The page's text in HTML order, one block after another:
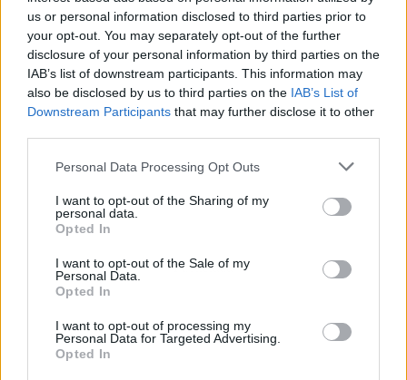
us or personal information disclosed to third parties prior to
your opt-out. You may separately opt-out of the further
disclosure of your personal information by third parties on the
IAB’s list of downstream participants. This information may
also be disclosed by us to third parties on the IAB’s List of
Downstream Participants that may further disclose it to other
Personal Data Processing Opt Outs
I want to opt-out of the Sharing of my
personal data.
Opted In
I want to opt-out of the Sale of my
Personal Data.
Opted In
I want to opt-out of processing my
Personal Data for Targeted Advertising.
Opted In
Publicidad